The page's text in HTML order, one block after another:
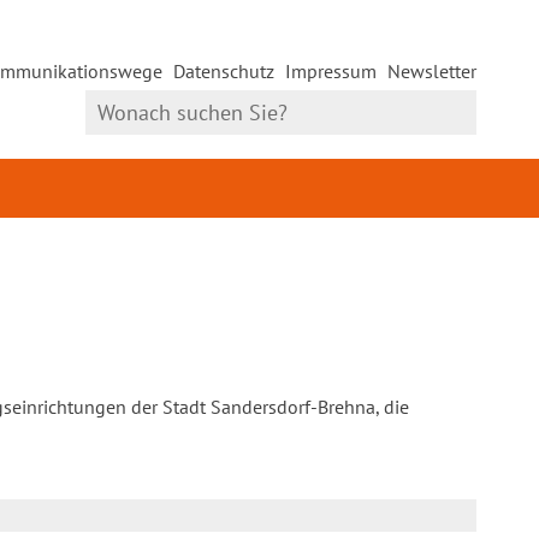
Datenschutz Impressum Newsletter
der Stadt Sandersdorf-Brehna, die